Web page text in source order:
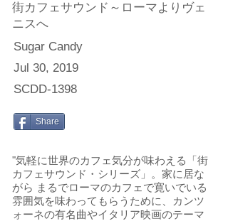
街カフェサウンド～ローマよりヴェ
ニスへ
Sugar Candy
Jul 30, 2019
SCDD-1398
Share
"気軽に世界のカフェ気分が味わえる「街
カフェサウンド・シリーズ」。家に居な
がら まるでローマのカフェで寛いでいる
雰囲気を味わってもらうために、カンツ
ォーネの有名曲やイタリア映画のテーマ